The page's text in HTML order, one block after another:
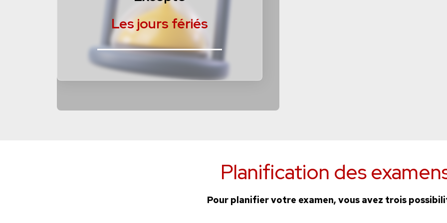
Les jours fériés
Planification des
Pour planifier votre examen, vous avez trois